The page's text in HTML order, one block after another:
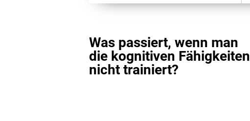
Was passiert, wenn man
die kognitiven Fähigkeiten
nicht trainiert?